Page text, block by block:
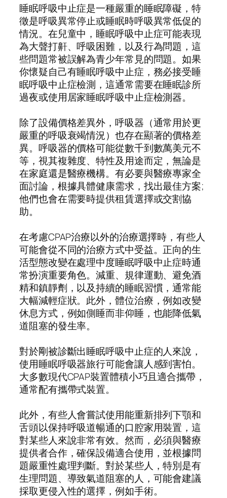
睡眠呼吸中止症是一種嚴重的睡眠障礙，特
徵是呼吸異常停止或睡眠時呼吸異常低促的
情況。在兒童中，睡眠呼吸中止症可能表現
為大聲打鼾、呼吸困難，以及行為問題，這
些問題常被誤解為青少年常見的問題。如果
你懷疑自己有睡眠呼吸中止症，務必接受睡
眠呼吸中止症檢測，這通常需要在睡眠診所
過夜或使用居家睡眠呼吸中止症檢測器。
除了設備價格差異外，呼吸器（通常用於更
嚴重的呼吸衰竭情況）也存在顯著的價格差
異。呼吸器的價格可能從數千到數萬美元不
等，視其複雜度、特性及用途而定，無論是
在家庭還是醫療機構。有必要與醫療專家全
面討論，根據具體健康需求，找出最佳方案;
他們也會在需要時提供租賃選擇或交割協
助。
在考慮CPAP治療以外的治療選擇時，有些人
可能會從不同的治療方式中受益。正向的生
活型態改變在處理中度睡眠呼吸中止症時通
常扮演重要角色。減重、規律運動、避免酒
精和鎮靜劑，以及持續的睡眠習慣，通常能
大幅減輕症狀。此外，體位治療，例如改變
休息方式，例如側睡而非仰睡，也能降低氣
道阻塞的發生率。
對於剛被診斷出睡眠呼吸中止症的人來說，
使用睡眠呼吸器旅行可能會讓人感到害怕。
大多數現代CPAP裝置體積小巧且適合攜帶，
通常配有攜帶式裝置。
此外，有些人會嘗試使用能重新排列下顎和
舌頭以保持呼吸道暢通的口腔家用裝置，這
對某些人來說非常有效。然而，必須與醫療
提供者合作，確保設備適合使用，並根據問
題嚴重性處理判斷。對於某些人，特別是有
生理問題、導致氣道阻塞的人，可能會建議
採取更侵入性的選擇，例如手術。